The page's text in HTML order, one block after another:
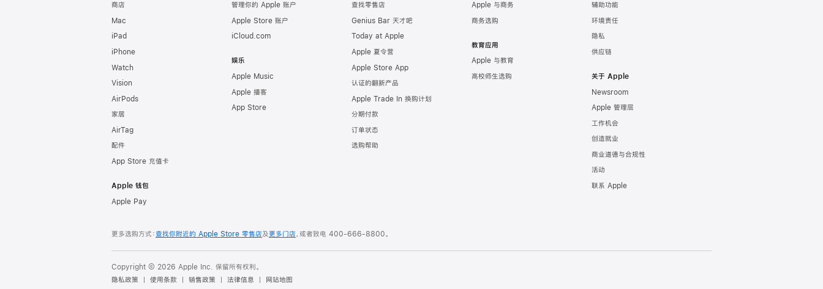
商店
Mac
iPad
iPhone
Watch
Vision
AirPods
家居
AirTag
配件
App Store 充值卡
Apple 钱包
Apple Pay
管理你的 Apple 账户
Apple Store 账户
iCloud.com
娱乐
Apple Music
Apple 播客
App Store
查找零售店
Genius Bar 天才吧
Today at Apple
Apple 夏令营
Apple Store App
认证的翻新产品
Apple Trade In 换购计划
分期付款
订单状态
选购帮助
Apple 与商务
商务选购
教育应用
Apple 与教育
高校师生选购
辅助功能
环境责任
隐私
供应链
关于 Apple
Newsroom
Apple 管理层
工作机会
创造就业
商业道德与合规性
活动
联系 Apple
更多选购方式：查找你附近的 Apple Store 零售店及更多门店，或者致电 400-666-8800。
Copyright © 2026 Apple Inc. 保留所有权利。
隐私政策
使用条款 销售政策 法律信息 网站地图